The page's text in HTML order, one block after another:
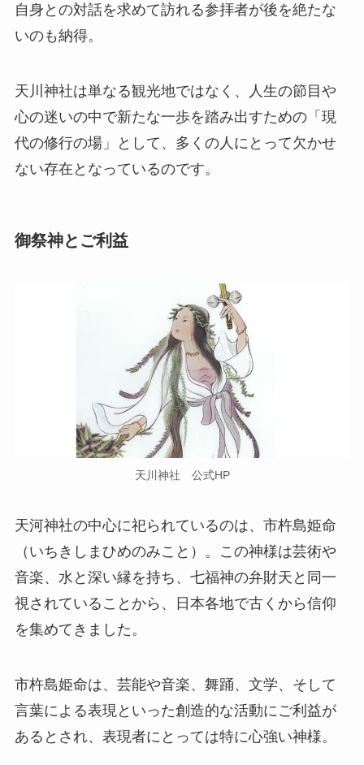
自身との対話を求めて訪れる参拝者が後を絶たな
いのも納得。
天川神社は単なる観光地ではなく、人生の節目や
心の迷いの中で新たな一歩を踏み出すための「現
代の修行の場」として、多くの人にとって欠かせ
ない存在となっているのです。
御祭神とご利益
天川神社 公式HP
天河神社の中心に祀られているのは、市杵島姫命
（いちきしまひめのみこと）。この神様は芸術や
音楽、水と深い縁を持ち、七福神の弁財天と同一
視されていることから、日本各地で古くから信仰
を集めてきました。
市杵島姫命は、芸能や音楽、舞踊、文学、そして
言葉による表現といった創造的な活動にご利益が
あるとされ、表現者にとっては特に心強い神様。